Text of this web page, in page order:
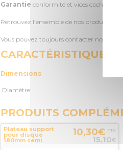
Garantie conformité et vices cachés sur le
Retrouvez l’ensemble de nos produits SEA
Vous pouvez toujours contacter notre
CARACTÉRISTIQUES
Dimensions
Diamètre
PRODUITS
Plateau support
pour disque
180mm semi
rigide SEA
10,30€ TTC
15,10€